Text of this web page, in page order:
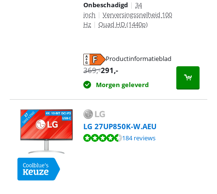
Onbeschadigd | 34
inch | Verversingssnelheid 100
Hz | Quad HD (1440p)
Productinformatieblad
369,-291,-
Morgen geleverd
LG 27UP850K-W.AEU
Beoordeling is 9,0 van de 10, gebaseerd op 184 reviews.
184 reviews